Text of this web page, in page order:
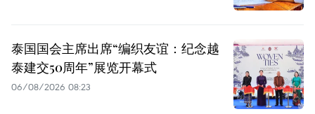
泰国国会主席出席“编织友谊：纪念越
泰建交50周年”展览开幕式
06/08/2026 08:23